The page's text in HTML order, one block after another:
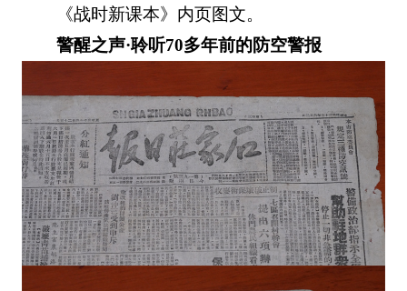
《战时新课本》内页图文。
警醒之声·聆听70多年前的防空警报